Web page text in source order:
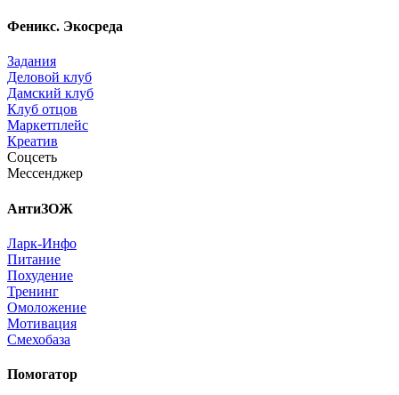
Феникс. Экосреда
Задания
Деловой клуб
Дамский клуб
Клуб отцов
Маркетплейс
Креатив
Соцсеть
Мессенджер
АнтиЗОЖ
Ларк-Инфо
Питание
Похудение
Тренинг
Омоложение
Мотивация
Смехобаза
Помогатор